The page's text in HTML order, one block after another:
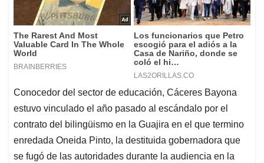
Conocedor del sector de educación, Cáceres Bayona
estuvo vinculado el año pasado al escándalo por el
contrato del bilingüismo en la Guajira en el que termino
enredada Oneida Pinto, la destituida gobernadora que
se fugó de las autoridades durante la audiencia en la